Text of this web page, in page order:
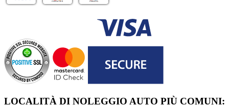
LOCALITÀ DI NOLEGGIO AUTO PIÙ COMUNI: